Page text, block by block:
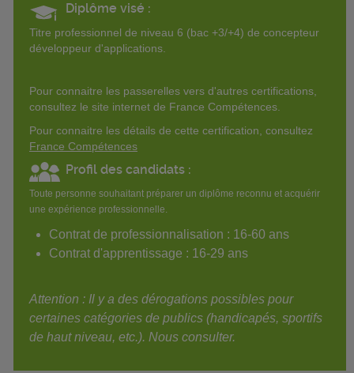
Diplôme visé :
Titre professionnel de niveau 6 (bac +3/+4) de concepteur
développeur d'applications.
Pour connaitre les passerelles vers d'autres certifications,
consultez le site internet de France Compétences.
Pour connaitre les détails de cette certification, consultez
France Compétences
Profil des candidats :
Toute personne souhaitant préparer un diplôme reconnu et acquérir
une expérience professionnelle.
Contrat de professionnalisation : 16-60 ans
Contrat d'apprentissage : 16-29 ans
Attention : Il y a des dérogations possibles pour
certaines catégories de publics (handicapés, sportifs
de haut niveau, etc.). Nous consulter.